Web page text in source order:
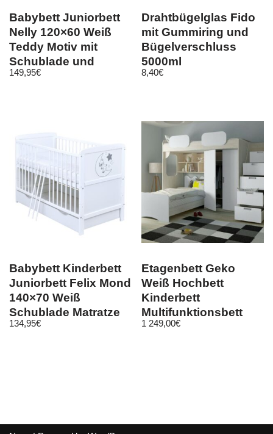
Babybett Juniorbett
Nelly 120×60 Weiß
Teddy Motiv mit
Schublade und
Matratze
149,95€
Drahtbügelglas Fido
mit Gummiring und
Bügelverschluss
5000ml
8,40€
Babybett Kinderbett
Juniorbett Felix Mond
140×70 Weiß
Schublade Matratze
134,95€
Etagenbett Geko
Weiß Hochbett
Kinderbett
Multifunktionsbett
Kinderzimmer 90×200
1 249,00€